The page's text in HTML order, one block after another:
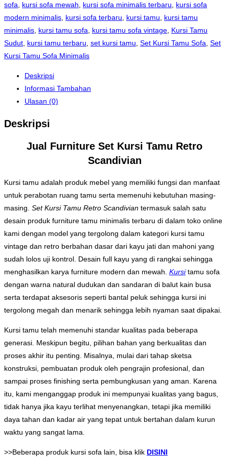
sofa
kursi sofa mewah kursi sofa minimalis terbaru
kursi sofa
modern minimalis kursi sofa terbaru kursi tamu
kursi tamu
minimalis kursi tamu sofa kursi tamu sofa vintage Kursi Tamu
Sudut kursi tamu terbaru set kursi tamu Set Kursi Tamu Sofa Set
Kursi Tamu Sofa Minimalis
Deskripsi
Informasi Tambahan
Ulasan (0)
Deskripsi
Jual Furniture Set Kursi Tamu Retro
Scandivian
Kursi tamu adalah produk mebel yang memiliki fungsi dan manfaat
untuk perabotan ruang tamu serta memenuhi kebutuhan masing-
masing. Set Kursi Tamu Retro Scandivian termasuk salah satu
desain produk furniture tamu minimalis terbaru di dalam toko online
kami dengan model yang tergolong dalam kategori kursi tamu
vintage dan retro berbahan dasar dari kayu jati dan mahoni yang
sudah lolos uji kontrol. Desain full kayu yang di rangkai sehingga
menghasilkan karya furniture modern dan mewah. Kursitamu sofa
dengan warna natural dudukan dan sandaran di balut kain busa
serta terdapat aksesoris seperti bantal peluk sehingga kursi ini
tergolong megah dan menarik sehingga lebih nyaman saat dipakai.
Kursi tamu telah memenuhi standar kualitas pada beberapa
generasi. Meskipun begitu, pilihan bahan yang berkualitas dan
proses akhir itu penting. Misalnya, mulai dari tahap sketsa
konstruksi, pembuatan produk oleh pengrajin profesional, dan
sampai proses finishing serta pembungkusan yang aman. Karena
itu, kami menganggap produk ini mempunyai kualitas yang bagus,
tidak hanya jika kayu terlihat menyenangkan, tetapi jika memiliki
daya tahan dan kadar air yang tepat untuk bertahan dalam kurun
waktu yang sangat lama.
>>Beberapa produk kursi sofa lain, bisa klik DISINI